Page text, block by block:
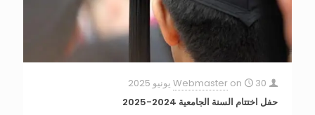
Webmaster on
30 يونيو 2025
حفل اختتام السنة الجامعية 2024-2025